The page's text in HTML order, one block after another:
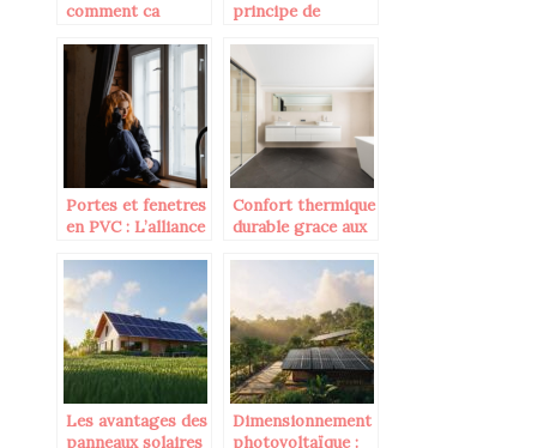
comment ca
impact
environnemental ?
principe de
de la nourrice de
plancher chauffant
Portes et fenetres
en PVC : L’alliance
esthetique et
durabilite
Confort thermique
durable grace aux
Les avantages des
panneaux solaires
Dimensionnement
photovoltaïque :